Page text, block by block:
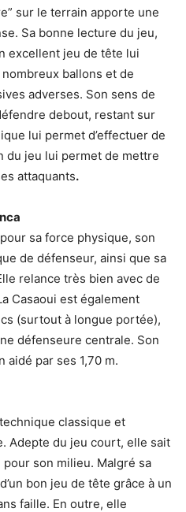
sur le terrain apporte une
Sa bonne lecture du jeu,
excellent jeu de tête lui
ballons et de
adverses. Son sens de
debout, restant sur
lui permet d’effectuer de
du jeu lui permet de mettre
attaquants.
sa force physique, son
de défenseur, ainsi que sa
relance très bien avec de
Casaoui est également
(surtout à longue portée),
défenseure centrale. Son
aidé par ses 1,70 m.
classique et
Adepte du jeu court, elle sait
son milieu. Malgré sa
bon jeu de tête grâce à un
faille. En outre, elle